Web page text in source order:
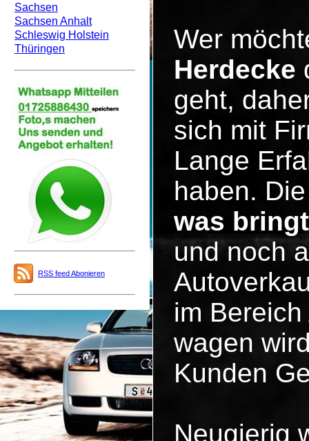
Sachsen
Sachsen Anhalt
Schleswig Holstein
Thüringen
RSS feed Abonieren
Wer
Herdecke
geht,
sich mit
Lange
haben.
was
und noch
im
wagen
Kunden
Neugierig